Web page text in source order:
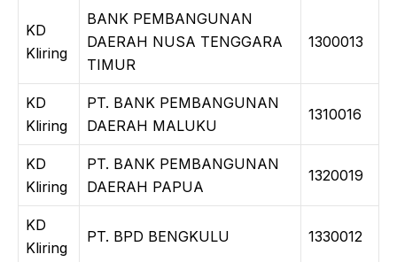
KD
Kliring
BANK PEMBANGUNAN
DAERAH NUSA TENGGARA
TIMUR
1300013
KD
Kliring
PT. BANK PEMBANGUNAN
DAERAH MALUKU
1310016
KD
Kliring
PT. BANK PEMBANGUNAN
DAERAH PAPUA
1320019
KD
Kliring
PT. BPD BENGKULU 1330012